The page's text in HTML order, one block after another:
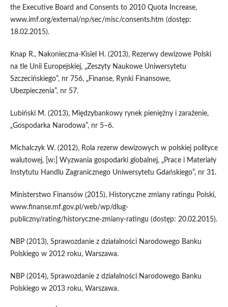
the Executive Board and Consents to 2010 Quota Increase,
www.imf.org/external/np/sec/misc/consents.htm (dostęp:
18.02.2015).
Knap R., Nakonieczna-Kisiel H. (2013), Rezerwy dewizowe Polski
na tle Unii Europejskiej, „Zeszyty Naukowe Uniwersytetu
Szczecińskiego”, nr 756, „Finanse, Rynki Finansowe,
Ubezpieczenia”, nr 57.
Lubiński M. (2013), Międzybankowy rynek pieniężny i zarażenie,
„Gospodarka Narodowa”, nr 5–6.
Michalczyk W. (2012), Rola rezerw dewizowych w polskiej polityce
walutowej, [w:] Wyzwania gospodarki globalnej, „Prace i Materiały
Instytutu Handlu Zagranicznego Uniwersytetu Gdańskiego”, nr 31.
Ministerstwo Finansów (2015), Historyczne zmiany ratingu Polski,
www.finanse.mf.gov.pl/web/wp/dlug-
publiczny/rating/historyczne-zmiany-ratingu (dostęp: 20.02.2015).
NBP (2013), Sprawozdanie z działalności Narodowego Banku
Polskiego w 2012 roku, Warszawa.
NBP (2014), Sprawozdanie z działalności Narodowego Banku
Polskiego w 2013 roku, Warszawa.